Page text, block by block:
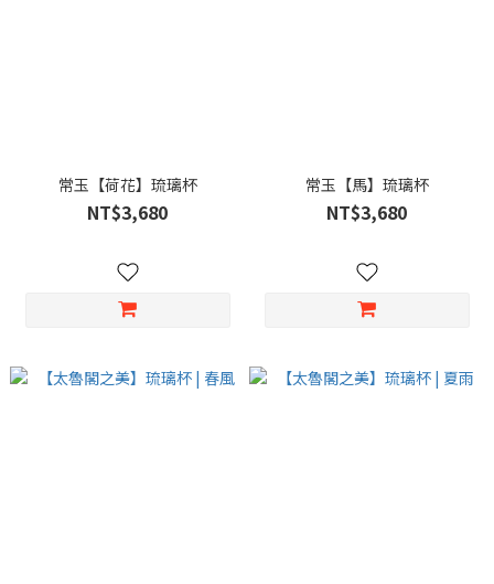
常玉【荷花】琉璃杯
NT$3,680
常玉【馬】琉璃杯
NT$3,680